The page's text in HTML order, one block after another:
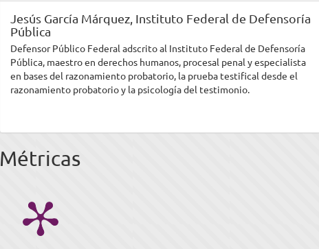
Jesús García Márquez, Instituto Federal de Defensoría
Pública
Defensor Público Federal adscrito al Instituto Federal de Defensoría
Pública, maestro en derechos humanos, procesal penal y especialista
en bases del razonamiento probatorio, la prueba testifical desde el
razonamiento probatorio y la psicología del testimonio.
Métricas